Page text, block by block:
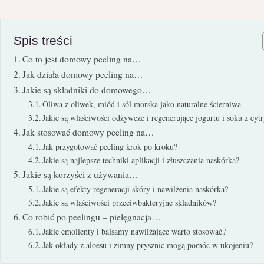
Spis treści
Co to jest domowy peeling na…
Jak działa domowy peeling na…
Jakie są składniki do domowego…
Oliwa z oliwek, miód i sól morska jako naturalne ścierniwa
Jakie są właściwości odżywcze i regenerujące jogurtu i soku z
Jak stosować domowy peeling na…
Jak przygotować peeling krok po kroku?
Jakie są najlepsze techniki aplikacji i złuszczania naskórka?
Jakie są korzyści z używania…
Jakie są efekty regeneracji skóry i nawilżenia naskórka?
Jakie są właściwości przeciwbakteryjne składników?
Co robić po peelingu – pielęgnacja…
Jakie emolienty i balsamy nawilżające warto stosować?
Jak okłady z aloesu i zimny prysznic mogą pomóc w ukojeniu?